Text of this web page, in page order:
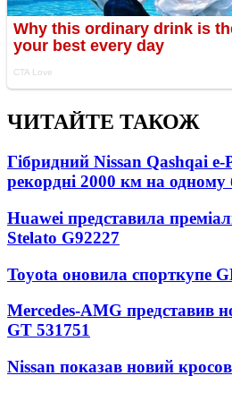
ЧИТАЙТЕ ТАКОЖ
Гібридний Nissan Qashqai e-
рекордні 2000 км на одному
Huawei представила
Stelato G92227
Toyota оновила спорткупе
Mercedes-AMG представив
GT 531751
Nissan показав новий